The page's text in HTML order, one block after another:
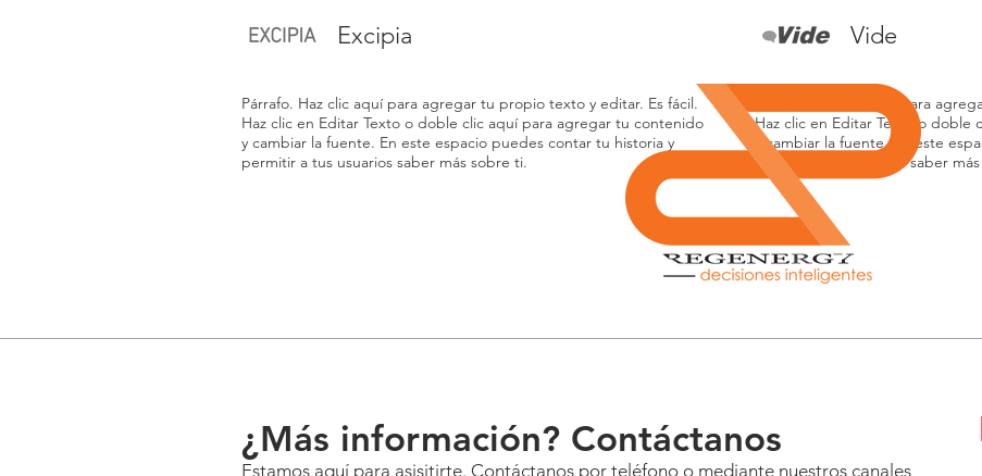
Excipia Vide
Párrafo. Haz clic aquí para agregar tu propio texto y editar. Es fácil.
Haz clic en Editar Texto o doble clic aquí para agregar tu contenido
y cambiar la fuente. En este espacio puedes contar tu historia y
permitir a tus usuarios saber más sobre ti.
Párrafo. Haz clic aquí para
Haz clic en Editar Texto o
y cambiar la fuente. En este
permitir a tus usuarios saber
¿Más información? Contáctanos
Estamos aquí para asisitirte. Contáctanos por teléfono o mediante nuestros canales